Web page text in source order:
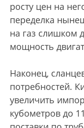
росту цен на
переделка
на газ слишком
мощность
Наконец,
потребностей.
увеличить
кубометров до